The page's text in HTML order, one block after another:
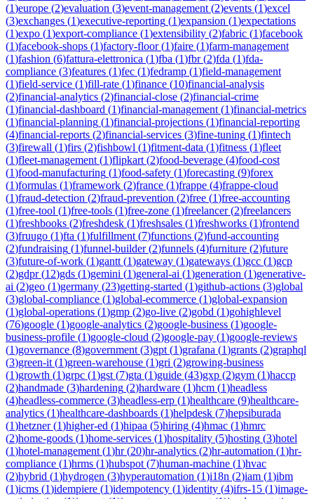
(1)europe (2)evaluation (3)event-management (2)events (1)excel
(3)exchanges (1)executive-reporting (1)expansion (1)expectations
(1)expo (1)export-compliance (1)extensibility (2)fabric (1)facebook
(1)facebook-shops (1)factory-floor(1)faire (1)farm-management
(1)fashion (6)fattura-elettronica (1)fba (1)fbr(2)fda (1)fda-
compliance (3)features (1)fec (1)fedramp (1)field-management
(1)field-service (1)fill-rate (1)finance (10)financial-analysis
(2)financial-analytics (2)financial-close (2)financial-crime
(1)financial-dashboard (1)financial-management (1)financial-metrics
(1)financial-planning (1)financial-projections (1)financial-reporting
(4)financial-reports (2)financial-services (3)fine-tuning (1)fintech
(3)firewall (1)firs (2)fishbowl (1)fitment-data (1)fitness (1)fleet
(1)fleet-management (1)flipkart (2)food-beverage (4)food-cost
(1)food-manufacturing (1)food-safety (1)forecasting (9)forex
(1)formulas (1)framework (2)france (1)frappe (4)frappe-cloud
(1)fraud-detection (2)fraud-prevention (2)free (1)free-accounting
(1)free-tool (1)free-tools (1)free-zone (1)freelancer(2)freelancers
(1)freshbooks (2)freshdesk (1)freshsales (1)freshworks (1)frontend
(3)fruugo (1)fta (1)fulfillment (7)functions (2)fund-accounting
(2)fundraising (1)funnel-builder(2)funnels (4)furniture (2)future
(3)future-of-work (1)gantt (1)gateway (1)gateways (1)gcc (1)gcp
(2)gdpr(12)gds (1)gemini (1)general-ai (1)generation (1)generative-
ai (2)geo (1)germany (23)getting-started (1)github-actions (3)global
(3)global-compliance (1)global-ecommerce (1)global-expansion
(1)global-operations (1)gmp (2)go-live (2)gobd (1)gohighlevel
(76)google (1)google-analytics (2)google-business (1)google-
business-profile (1)google-cloud (2)google-pay (1)google-reviews
(1)governance (8)government (3)gpt (1)grafana (1)grants (2)graphql
(3)green-it (1)green-warehouse (1)gri (2)growing-business
(1)growth (1)grpc (1)gst (7)gta (1)guide (43)gxp (2)gym (1)haccp
(2)handmade (3)hardening (2)hardware (1)hcm (1)headless
(4)headless-commerce (3)headless-erp (1)healthcare (9)healthcare-
analytics (1)healthcare-dashboards (1)helpdesk (7)hepsiburada
(1)hetzner(1)higher-ed (1)hipaa (5)hiring (4)hmac (1)hmrc
(2)home-goods (1)home-services (1)hospitality (5)hosting (3)hotel
(1)hotel-management (1)hr(20)hr-analytics (2)hr-automation (1)hr-
compliance (1)hrms (1)hubspot (7)human-machine (1)hvac
(2)hybrid (1)hydrogen (3)hyperautomation (1)i18n (2)iam (1)ibm
(1)icms (1)idempiere (1)idempotency (1)identity (4)ifrs-15 (1)image-